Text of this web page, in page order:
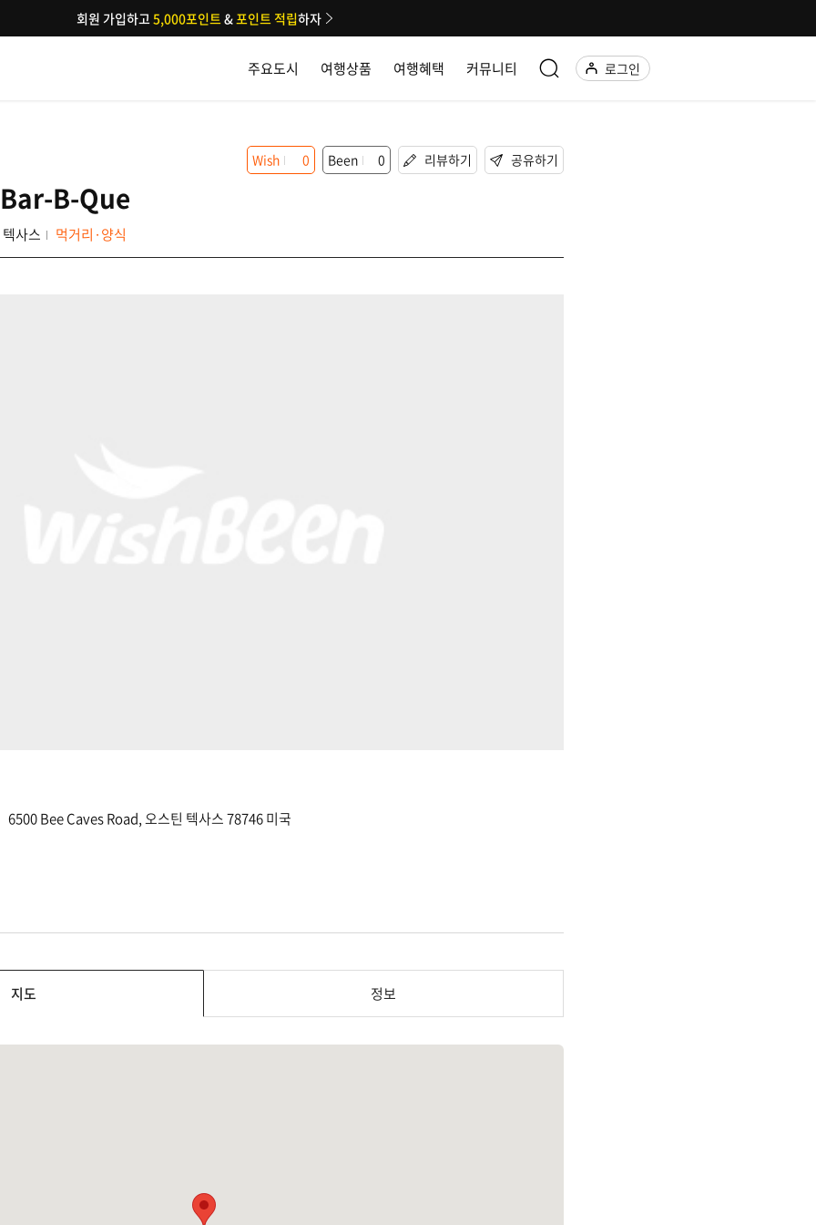
주요도시 여행상품 여행혜택 커뮤니티 로그인
회원 가입하고5,000포인트&포인트 적립하자
B-Que
텍사스 먹거리·양식
Wish 0 Been 0 리뷰하기 공유하기
6500 Bee Caves Road, 오스틴 텍사스 78746 미국
지도 정보